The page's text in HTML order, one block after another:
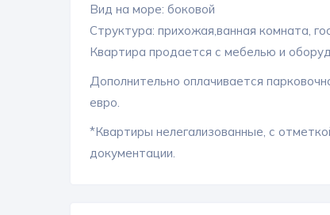
Вид на море: боковой
Структура: прихожая,ванная комната,
Квартира продается с мебелью и
Дополнительно оплачивается
евро.
*Квартиры нелегализованные, с
документации.